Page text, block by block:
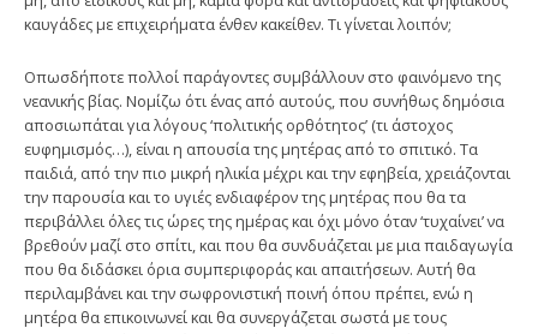
καυγάδες με επιχειρήματα ένθεν κακείθεν. Τι γίνεται λοιπόν;
Οπωσδήποτε πολλοί παράγοντες συμβάλλουν στο φαινόμενο της
νεανικής βίας. Νομίζω ότι ένας από αυτούς, που συνήθως δημόσια
αποσιωπάται για λόγους ‘πολιτικής ορθότητος’ (τι άστοχος
ευφημισμός…), είναι η απουσία της μητέρας από το σπιτικό. Τα
παιδιά, από την πιο μικρή ηλικία μέχρι και την εφηβεία, χρειάζονται
την παρουσία και το υγιές ενδιαφέρον της μητέρας που θα τα
περιβάλλει όλες τις ώρες της ημέρας και όχι μόνο όταν ‘τυχαίνει’ να
βρεθούν μαζί στο σπίτι, και που θα συνδυάζεται με μια παιδαγωγία
που θα διδάσκει όρια συμπεριφοράς και απαιτήσεων. Αυτή θα
περιλαμβάνει και την σωφρονιστική ποινή όπου πρέπει, ενώ η
μητέρα θα επικοινωνεί και θα συνεργάζεται σωστά με τους